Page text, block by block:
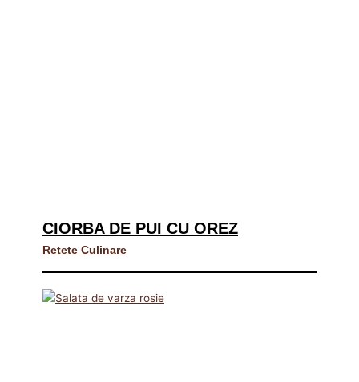
CIORBA DE PUI CU OREZ
Retete Culinare